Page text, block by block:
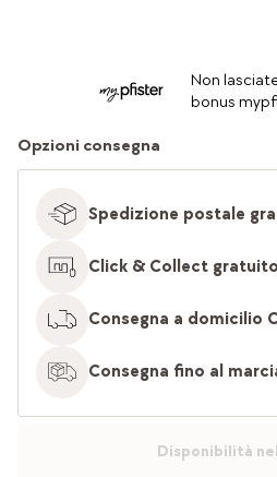
Non
bonus
Opzioni consegna
Spedizione postale
Click & Collect
Consegna a domicilio
Consegna fino al
Disponibilità